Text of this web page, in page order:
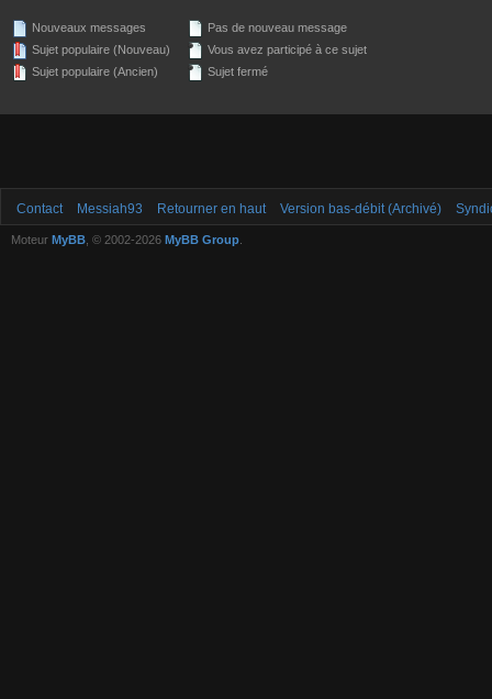
Nouveaux messages
Sujet populaire (Nouveau)
Sujet populaire (Ancien)
Pas de nouveau message
Vous avez participé à ce sujet
Sujet fermé
Contact Messiah93 Retourner en haut Version bas-débit (Archivé)
Moteur MyBB , © 2002-2026 MyBB Group